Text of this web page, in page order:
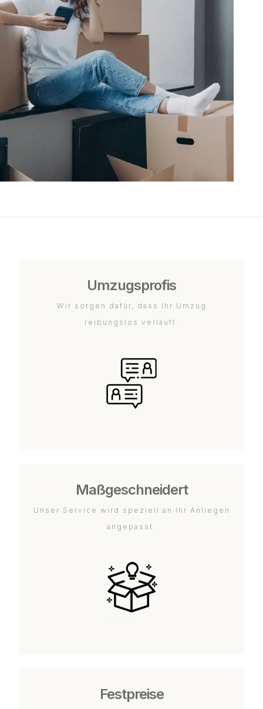
Umzugsprofis
Wir sorgen dafür, dass Ihr Umzug
reibungslos verläuft.
Maßgeschneidert
Unser Service wird speziell an Ihr Anliegen
angepasst.
Festpreise